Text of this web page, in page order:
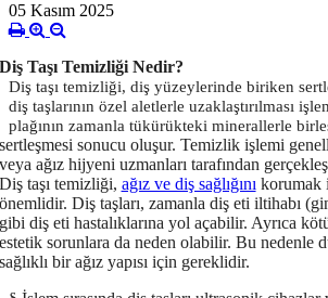
05 Kasım 2025
Taşı Temizliği Nedir?
Diş taşı temizliği, diş yüzeylerinde biriken
diş taşlarının özel aletlerle uzaklaştırılması
plağının zamanla tükürükteki minerallerle
sonucu oluşur. Temizlik işlemi
ağız hijyeni uzmanları tarafından
taşı temizliği, ağız ve diş sağlığını korumak
Diş taşları, zamanla diş eti iltihabı
diş eti hastalıklarına yol açabilir. Ayrıca
sorunlara da neden olabilir. Bu nedenle
bir ağız yapısı için gereklidir.